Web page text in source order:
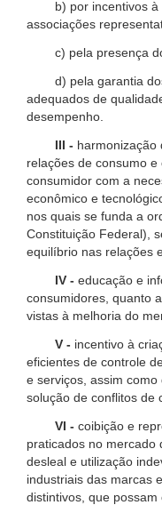
b) por incentivos à
associações
c) pela presença do
d) pela garantia dos
adequados de
desempenho.
III - harmonização
relações de consumo
consumidor com a
econômico e
nos quais se funda a
Constituição Federal),
equilíbrio nas relações
IV - educação e
consumidores, quanto
vistas à melhoria do
V - incentivo à
eficientes de controle
e serviços, assim
solução de conflitos de
VI - coibição e
praticados no mercado
desleal e utilização
industriais das marcas
distintivos, que